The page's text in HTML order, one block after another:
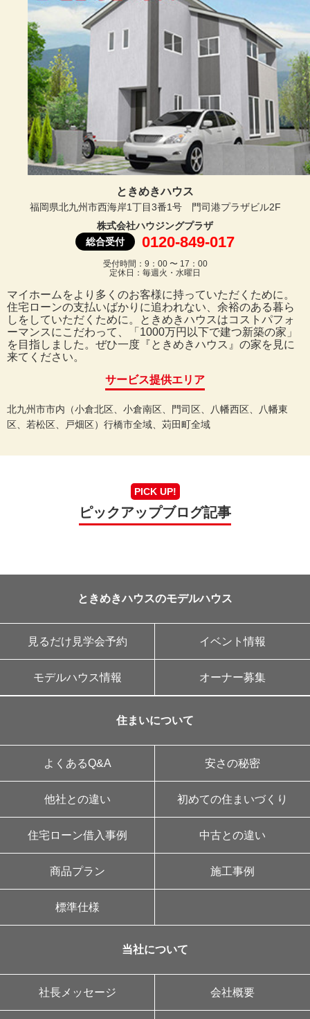
ときめきハウス
福岡県北九州市西海岸1丁目3番1号 門司港プラザビル2F
株式会社ハウジングプラザ
総合受付
0120-849-017
受付時間：9：00 〜 17：00
定休日：毎週火・水曜日
マイホームをより多くのお客様に持っていただくために。
住宅ローンの支払いばかりに追われない、余裕のある暮ら
しをしていただくために。ときめきハウスはコストパフォ
ーマンスにこだわって、「1000万円以下で建つ新築の家」
を目指しました。ぜひ一度『ときめきハウス』の家を見に
来てください。
サービス提供エリア
北九州市市内（小倉北区、小倉南区、門司区、八幡西区、八幡東
区、若松区、戸畑区）行橋市全域、苅田町全域
PICK UP!
ピックアップブログ記事
ときめきハウスのモデルハウス
見るだけ見学会予約 イベント情報
モデルハウス情報 オーナー募集
住まいについて
よくあるQ&A 安さの秘密
他社との違い 初めての住まいづくり
住宅ローン借入事例 中古との違い
商品プラン 施工事例
標準仕様
当社について
社長メッセージ 会社概要